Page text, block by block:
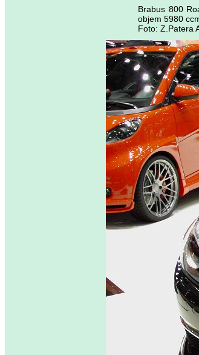
Brabus 800
objem 5980
Foto: Z.Patera